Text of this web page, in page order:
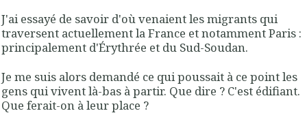
J'ai essayé de savoir d'où venaient les migrants qui
traversent actuellement la France et notamment Paris :
principalement d'Érythrée et du Sud-Soudan.
Je me suis alors demandé ce qui poussait à ce point les
gens qui vivent là-bas à partir. Que dire ? C'est édifiant.
Que ferait-on à leur place ?